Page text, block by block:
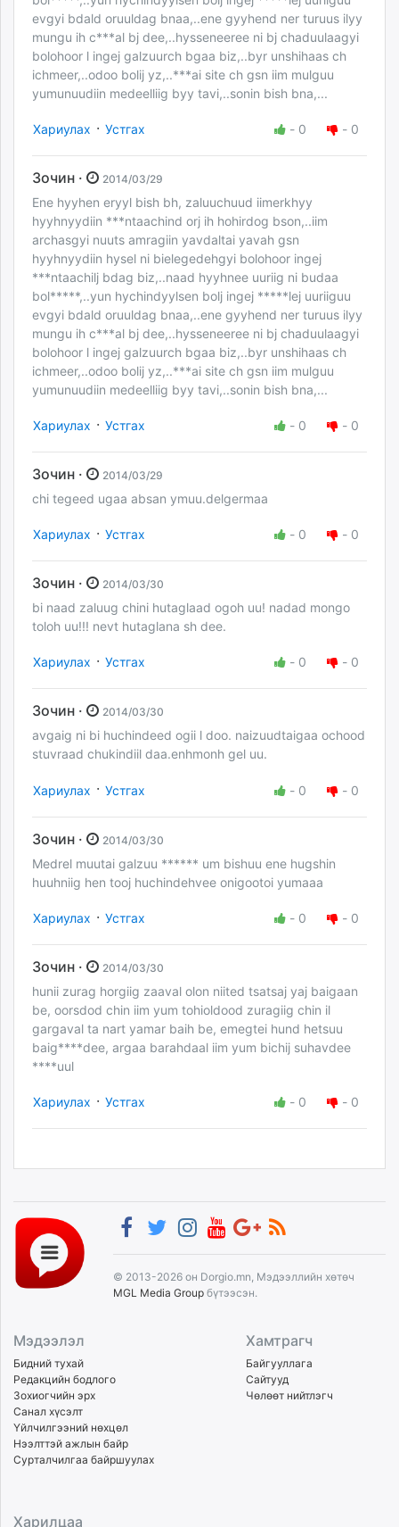
evgyi bdald oruuldag bnaa,..ene gyyhend ner turuus ilyy
mungu ih c***al bj dee,..hysseneeree ni bj chaduulaagyi
bolohoor l ingej galzuurch bgaa biz,..byr unshihaas ch
ichmeer,..odoo bolij yz,..***ai site ch gsn iim mulguu
yumunuudiin medeelliig byy tavi,..sonin bish bna,...
Хариулах · Устгах - 0 - 0
Зочин · 2014/03/29
Ene hyyhen eryyl bish bh, zaluuchuud iimerkhyy
hyyhnyydiin ***ntaachind orj ih hohirdog bson,..iim
archasgyi nuuts amragiin yavdaltai yavah gsn
hyyhnyydiin hysel ni bielegedehgyi bolohoor ingej
***ntaachilj bdag biz,..naad hyyhnee uuriig ni budaa
bol*****,..yun hychindyylsen bolj ingej *****lej uuriiguu
evgyi bdald oruuldag bnaa,..ene gyyhend ner turuus ilyy
mungu ih c***al bj dee,..hysseneeree ni bj chaduulaagyi
bolohoor l ingej galzuurch bgaa biz,..byr unshihaas ch
ichmeer,..odoo bolij yz,..***ai site ch gsn iim mulguu
yumunuudiin medeelliig byy tavi,..sonin bish bna,...
Хариулах · Устгах - 0 - 0
Зочин · 2014/03/29
chi tegeed ugaa absan ymuu.delgermaa
Хариулах · Устгах - 0 - 0
Зочин · 2014/03/30
bi naad zaluug chini hutaglaad ogoh uu! nadad mongo
toloh uu!!! nevt hutaglana sh dee.
Хариулах · Устгах - 0 - 0
Зочин · 2014/03/30
avgaig ni bi huchindeed ogii l doo. naizuudtaigaa ochood
stuvraad chukindiil daa.enhmonh gel uu.
Хариулах · Устгах - 0 - 0
Зочин · 2014/03/30
Medrel muutai galzuu ****** um bishuu ene hugshin
huuhniig hen tooj huchindehvee onigootoi yumaaa
Хариулах · Устгах - 0 - 0
Зочин · 2014/03/30
hunii zurag horgiig zaaval olon niited tsatsaj yaj baigaan
be, oorsdod chin iim yum tohioldood zuragiig chin il
gargaval ta nart yamar baih be, emegtei hund hetsuu
baig****dee, argaa barahdaal iim yum bichij suhavdee
****uul
Хариулах · Устгах - 0 - 0
© 2013-2026 он Dorgio.mn, Мэдээллийн хөтөч
MGL Media Group бүтээсэн.
Мэдээлэл
Бидний тухай
Редакцийн бодлого
Зохиогчийн эрх
Санал хүсэлт
Үйлчилгээний нөхцөл
Нээлттэй ажлын байр
Сурталчилгаа байршуулах
Хамтрагч
Байгууллага
Сайтууд
Чөлөөт нийтлэгч
Харилцаа